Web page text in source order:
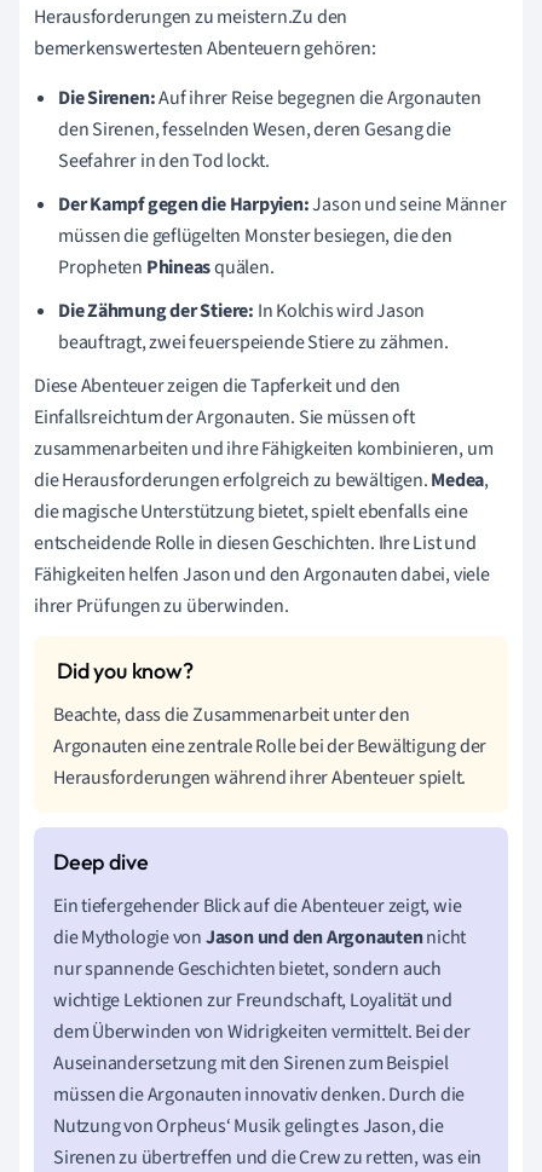
Herausforderungen zu meistern.Zu den
bemerkenswertesten Abenteuern gehören:
Die Sirenen:Auf ihrer Reise begegnen die Argonauten
den Sirenen, fesselnden Wesen, deren Gesang die
Seefahrer in den Tod lockt.
Der Kampf gegen die Harpyien:Jason und seine Männer
müssen die geflügelten Monster besiegen, die den
Propheten Phineasquälen.
Die Zähmung der Stiere: In Kolchis wird Jason
beauftragt, zwei feuerspeiende Stiere zu zähmen.
Diese Abenteuer zeigen die Tapferkeit und den
Einfallsreichtum der Argonauten. Sie müssen oft
zusammenarbeiten und ihre Fähigkeiten kombinieren, um
die Herausforderungen erfolgreich zu bewältigen.Medea,
die magische Unterstützung bietet, spielt ebenfalls eine
entscheidende Rolle in diesen Geschichten. Ihre List und
Fähigkeiten helfen Jason und den Argonauten dabei, viele
ihrer Prüfungen zu überwinden.
Beachte, dass die Zusammenarbeit unter den
Argonauten eine zentrale Rolle bei der Bewältigung der
Herausforderungen während ihrer Abenteuer spielt.
Ein tiefergehender Blick auf die Abenteuer zeigt, wie
die Mythologie vonJason und den Argonautennicht
nur spannende Geschichten bietet, sondern auch
wichtige Lektionen zur Freundschaft, Loyalität und
dem Überwinden von Widrigkeiten vermittelt. Bei der
Auseinandersetzung mit den Sirenen zum Beispiel
müssen die Argonauten innovativ denken. Durch die
Nutzung von Orpheus‘ Musik gelingt es Jason, die
Sirenen zu übertreffen und die Crew zu retten, was ein